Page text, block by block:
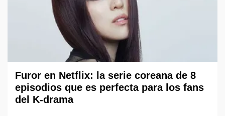
Furor en Netflix: la serie coreana de 8
episodios que es perfecta para los fans
del K-drama